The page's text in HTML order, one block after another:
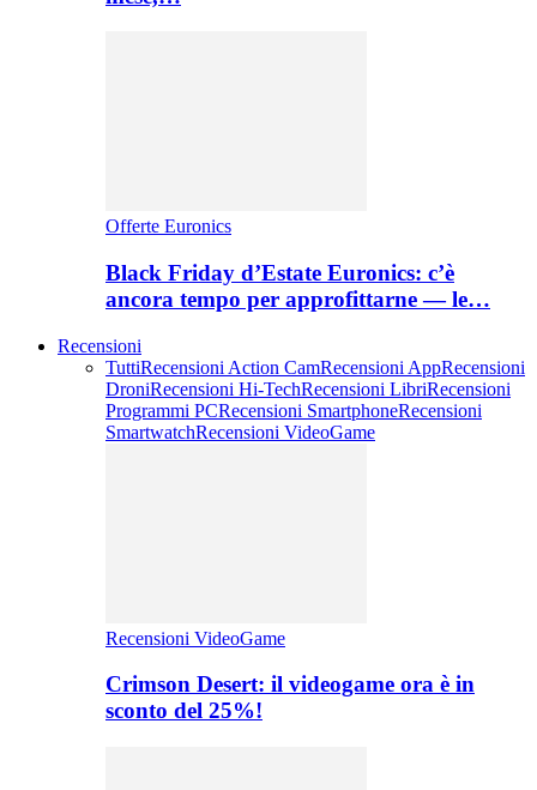
Offerte Euronics
Black Friday d’Estate Euronics: c’è
ancora tempo per approfittarne — le…
Recensioni
TuttiRecensioni Action CamRecensioni AppRecensioni
DroniRecensioni Hi-TechRecensioni LibriRecensioni
Programmi PCRecensioni SmartphoneRecensioni
SmartwatchRecensioni VideoGame
Recensioni VideoGame
Crimson Desert: il videogame ora è in
sconto del 25%!